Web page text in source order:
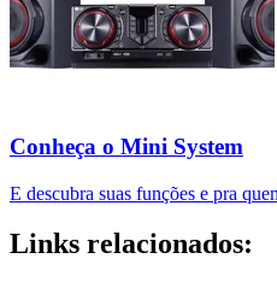
Conheça o Mini System
E descubra suas funções e pra
Links relacionados: